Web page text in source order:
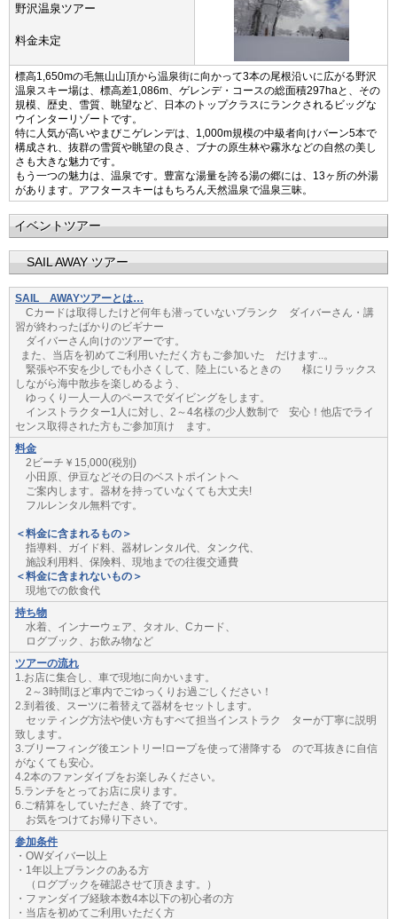
野沢温泉ツアー
料金未定
標高1,650mの毛無山山頂から温泉街に向かって3本の尾根沿いに広がる野沢
温泉スキー場は、標高差1,086m、ゲレンデ・コースの総面積297haと、その
規模、歴史、雪質、眺望など、日本のトップクラスにランクされるビッグな
ウインターリゾートです。
特に人気が高いやまびこゲレンデは、1,000m規模の中級者向けバーン5本で
構成され、抜群の雪質や眺望の良さ、ブナの原生林や霧氷などの自然の美し
さも大きな魅力です。
もう一つの魅力は、温泉です。豊富な湯量を誇る湯の郷には、13ヶ所の外湯
があります。アフタースキーはもちろん天然温泉で温泉三昧。
イベントツアー
SAIL AWAY ツアー
SAIL AWAYツアーとは…
Cカードは取得したけど何年も潜っていないブランク ダイバーさん・講
習が終わったばかりのビギナー
ダイバーさん向けのツアーです。
また、当店を初めてご利用いただく方もご参加いた だけます..。
緊張や不安を少しでも小さくして、陸上にいるときの 様にリラックス
しながら海中散歩を楽しめるよう、
ゆっくり一人一人のペースでダイビングをします。
インストラクター1人に対し、2～4名様の少人数制で 安心！他店でライ
センス取得された方もご参加頂け ます。
料金
2ビーチ￥15,000(税別)
小田原、伊豆などその日のベストポイントへ
ご案内します。器材を持っていなくても大丈夫!
フルレンタル無料です。
＜料金に含まれるもの＞
指導料、ガイド料、器材レンタル代、タンク代、
施設利用料、保険料、現地までの往復交通費
＜料金に含まれないもの＞
現地での飲食代
持ち物
水着、インナーウェア、タオル、Cカード、
ログブック、お飲み物など
ツアーの流れ
1.お店に集合し、車で現地に向かいます。
2～3時間ほど車内でごゆっくりお過ごしください！
2.到着後、スーツに着替えて器材をセットします。
セッティング方法や使い方もすべて担当インストラク ターが丁寧に説明
致します。
3.ブリーフィング後エントリー!ロープを使って潜降する ので耳抜きに自信
がなくても安心。
4.2本のファンダイブをお楽しみください。
5.ランチをとってお店に戻ります。
6.ご精算をしていただき、終了です。
お気をつけてお帰り下さい。
参加条件
・OWダイバー以上
・1年以上ブランクのある方
（ログブックを確認させて頂きます。）
・ファンダイブ経験本数4本以下の初心者の方
・当店を初めてご利用いただく方